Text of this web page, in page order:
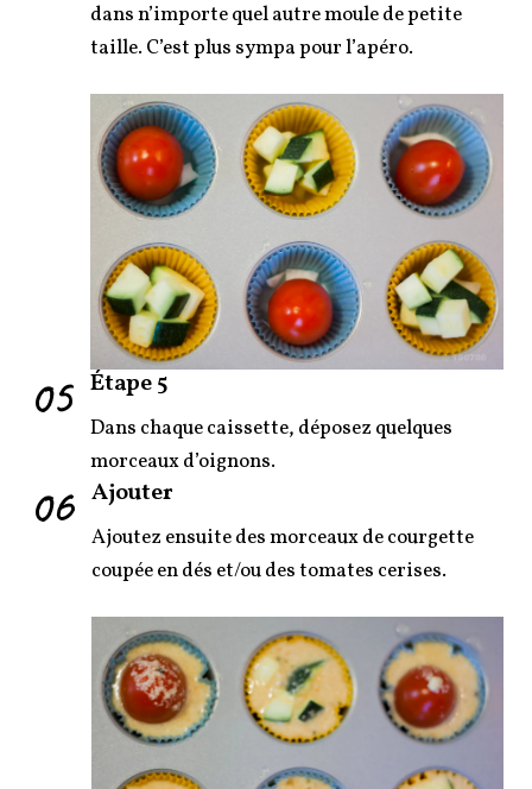
dans n’importe quel autre moule de petite
taille. C’est plus sympa pour l’apéro.
05 Étape 5
Dans chaque caissette, déposez quelques
morceaux d’oignons.
06 Ajouter
Ajoutez ensuite des morceaux de courgette
coupée en dés et/ou des tomates cerises.